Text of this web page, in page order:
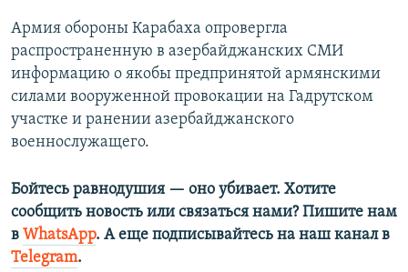
Армия обороны Карабаха опровергла
распространенную в азербайджанских СМИ
информацию о якобы предпринятой армянскими
силами вооруженной провокации на Гадрутском
участке и ранении азербайджанского
военнослужащего.
Бойтесь равнодушия — оно убивает. Хотите
сообщить новость или связаться нами? Пишите нам
в WhatsApp. А еще подписывайтесь на наш канал в
Telegram.